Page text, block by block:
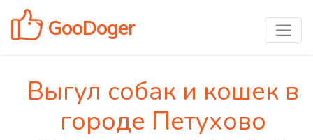
GooDoger
Выгул собак и кошек в
городе Петухово